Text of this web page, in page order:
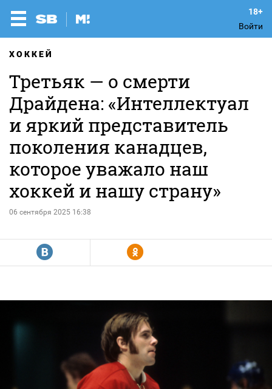
Войти
ХОККЕЙ
Третьяк — о смерти
Драйдена: «Интеллектуал
и яркий представитель
поколения канадцев,
которое уважало наш
хоккей и нашу страну»
06 сентября 2025 16:38
R Y